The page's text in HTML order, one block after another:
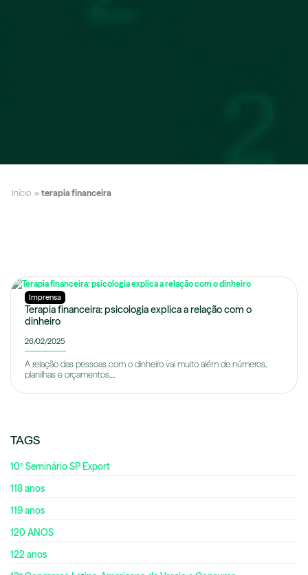
Início » terapia financeira
Imprensa
Terapia financeira: psicologia explica a relação com o
dinheiro
26/02/2025
A relação das pessoas com o dinheiro vai muito além de números,
planilhas e orçamentos....
TAGS
10º Seminário SP Export
118 anos
119 anos
120 ANOS
122 anos